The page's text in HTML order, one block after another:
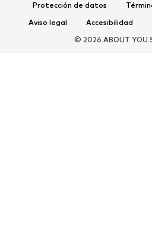
COMPLEMENTOS
Protección de datos
Aviso legal
Accesibilidad
© 2026 ABOUT YOU